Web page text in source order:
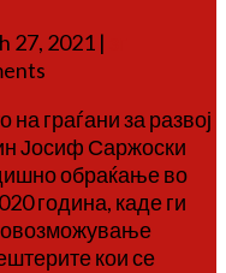
27, 2021 |
граѓани за развој
Јосиф Саржоски
обраќање во
година, каде ги
овозможување
кои се